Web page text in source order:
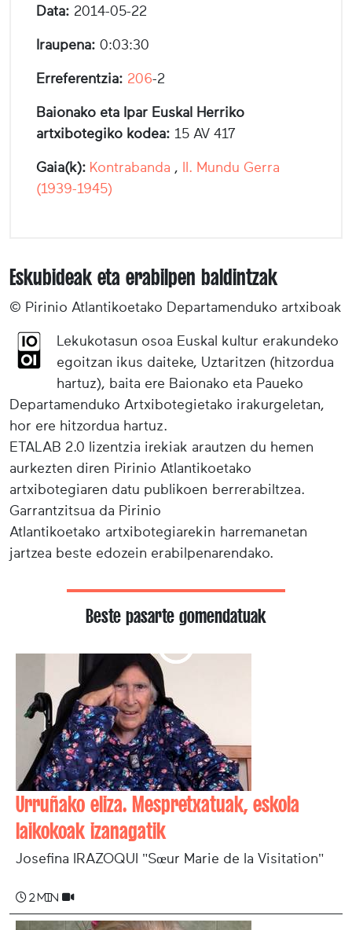
Data: 2014-05-22
Iraupena: 0:03:30
Erreferentzia: 206-2
Baionako eta Ipar Euskal Herriko
artxibotegiko kodea: 15 AV 417
Gaia(k): Kontrabanda , II. Mundu Gerra
(1939-1945)
Eskubideak eta erabilpen baldintzak
© Pirinio Atlantikoetako Departamenduko artxiboak
Lekukotasun osoa Euskal kultur erakundeko
egoitzan ikus daiteke, Uztaritzen (hitzordua
hartuz), baita ere Baionako eta Paueko
Departamenduko Artxibotegietako irakurgeletan,
hor ere hitzordua hartuz.
ETALAB 2.0 lizentzia irekiak arautzen du hemen
aurkezten diren Pirinio Atlantikoetako
artxibotegiaren datu publikoen berrerabiltzea.
Garrantzitsua da Pirinio
Atlantikoetako artxibotegiarekin harremanetan
jartzea beste edozein erabilpenarendako.
Beste pasarte gomendatuak
Urruñako eliza. Mespretxatuak, eskola
laikokoak izanagatik
Josefina IRAZOQUI "Sœur Marie de la Visitation"
2 min